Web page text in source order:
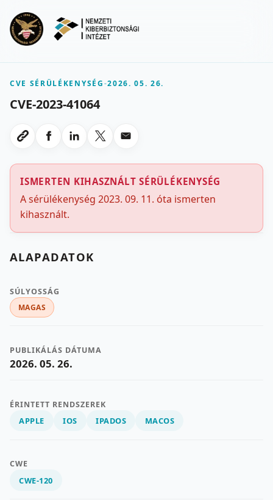
CVE SÉRÜLÉKENYSÉG-2026. 05. 26.
CVE-2023-41064
Link masolasa
Megosztas Facebookon
Megosztas LinkedInen
Megosztas X-en
Megosztas emailben
ISMERTEN KIHASZNÁLT SÉRÜLÉKENYSÉG
A sérülékenység 2023. 09. 11. óta ismerten
kihasznált.
ALAPADATOK
SÚLYOSSÁG
MAGAS
PUBLIKÁLÁS DÁTUMA
2026. 05. 26.
ÉRINTETT RENDSZEREK
APPLE IOS IPADOS MACOS
CWE
CWE-120